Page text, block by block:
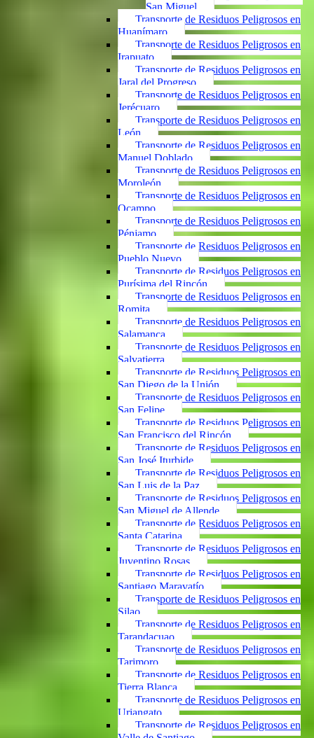
San Miguel
Transporte de Residuos Peligrosos en
Huanímaro
Transporte de Residuos Peligrosos en
Irapuato
Transporte de Residuos Peligrosos en
Jaral del Progreso
Transporte de Residuos Peligrosos en
Jerécuaro
Transporte de Residuos Peligrosos en
León
Transporte de Residuos Peligrosos en
Manuel Doblado
Transporte de Residuos Peligrosos en
Moroleón
Transporte de Residuos Peligrosos en
Ocampo
Transporte de Residuos Peligrosos en
Pénjamo
Transporte de Residuos Peligrosos en
Pueblo Nuevo
Transporte de Residuos Peligrosos en
Purísima del Rincón
Transporte de Residuos Peligrosos en
Romita
Transporte de Residuos Peligrosos en
Salamanca
Transporte de Residuos Peligrosos en
Salvatierra
Transporte de Residuos Peligrosos en
San Diego de la Unión
Transporte de Residuos Peligrosos en
San Felipe
Transporte de Residuos Peligrosos en
San Francisco del Rincón
Transporte de Residuos Peligrosos en
San José Iturbide
Transporte de Residuos Peligrosos en
San Luis de la Paz
Transporte de Residuos Peligrosos en
San Miguel de Allende
Transporte de Residuos Peligrosos en
Santa Catarina
Transporte de Residuos Peligrosos en
Juventino Rosas
Transporte de Residuos Peligrosos en
Santiago Maravatío
Transporte de Residuos Peligrosos en
Silao
Transporte de Residuos Peligrosos en
Tarandacuao
Transporte de Residuos Peligrosos en
Tarimoro
Transporte de Residuos Peligrosos en
Tierra Blanca
Transporte de Residuos Peligrosos en
Uriangato
Transporte de Residuos Peligrosos en